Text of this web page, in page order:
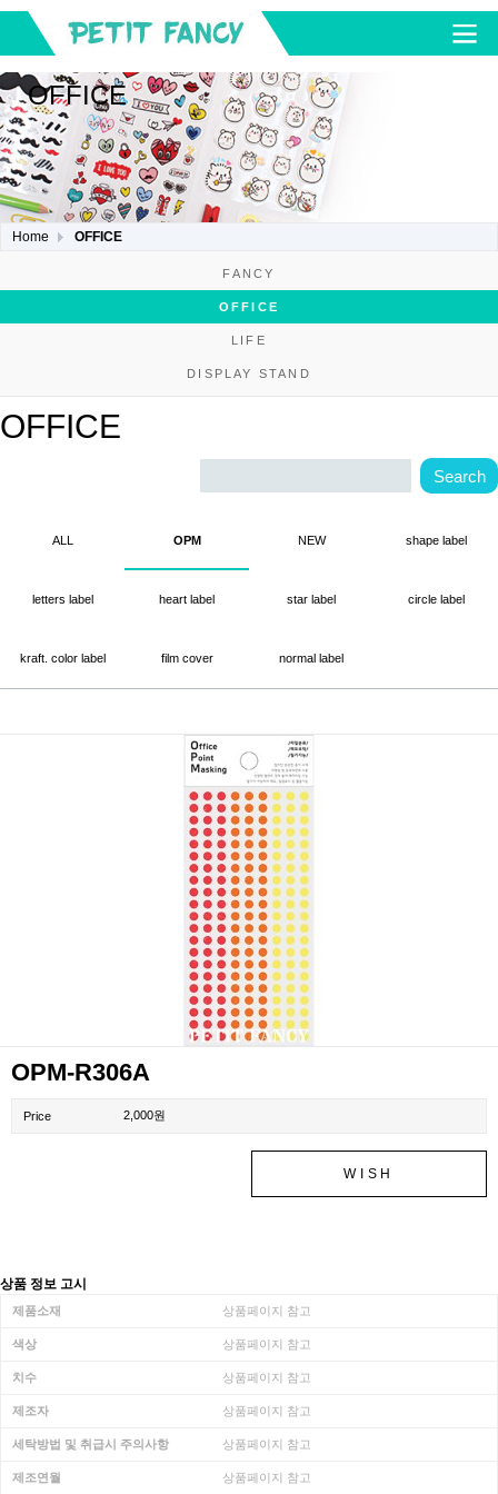
OFFICE
Home OFFICE
FANCY
OFFICE
LIFE
DISPLAY STAND
OFFICE
ALL OPM NEW shape label
letters label heart label star label circle label
kraft. color label film cover normal label
OPM-R306A
Price 2,000원
WISH
상품 정보 고시
제품소재 상품페이지 참고
색상 상품페이지 참고
치수 상품페이지 참고
제조자 상품페이지 참고
세탁방법 및 취급시 주의사항 상품페이지 참고
제조연월 상품페이지 참고